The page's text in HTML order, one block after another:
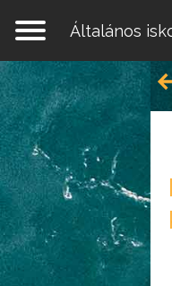
Általános